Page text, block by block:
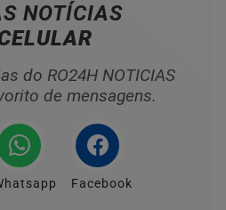
NOTÍCIAS
do RO24H NOTICIAS
de mensagens.
Facebook